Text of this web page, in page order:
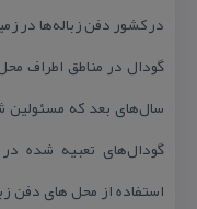
در كشور دفن زباله‌ها در
گودال در مناطق اطراف
سال‌های بعد كه مسئولین
گودال‌های تعبیه شده
استفاده از محل های دفن